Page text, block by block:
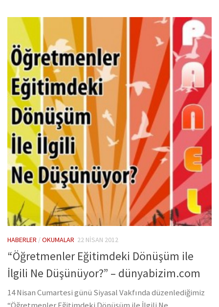
HABERLER /OKUMALAR 22 NISAN 2012
“Öğretmenler Eğitimdeki Dönüşüm ile
İlgili Ne Düşünüyor?” – dünyabizim.com
14 Nisan Cumartesi günü Siyasal Vakfında düzenlediğimiz